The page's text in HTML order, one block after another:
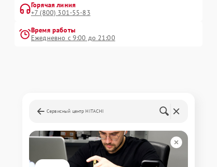
Горячая линия
+7 (800) 301-55-83
Время работы
Ежедневно с 9:00 до 21:00
Сервисный центр HITACHI